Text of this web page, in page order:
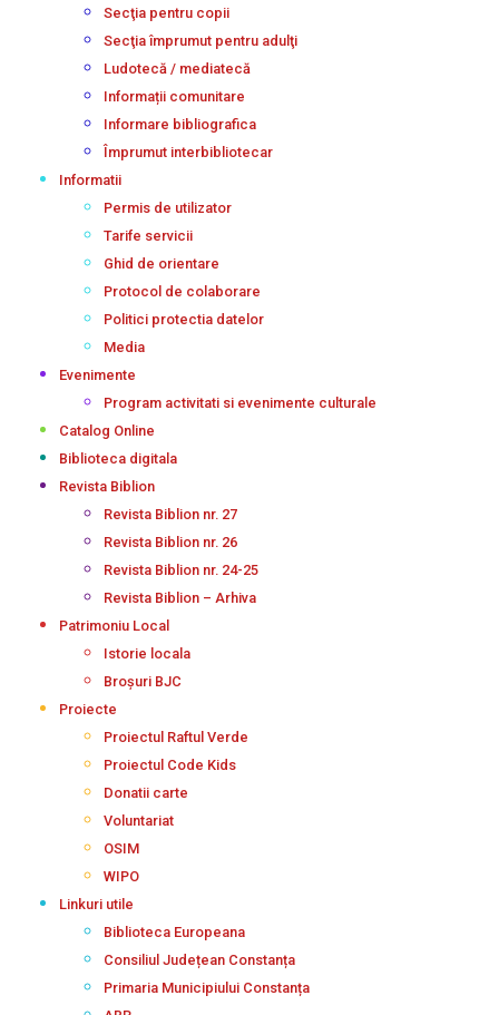
Secţia pentru copii
Secţia împrumut pentru adulţi
Ludotecă / mediatecă
Informații comunitare
Informare bibliografica
Împrumut interbibliotecar
Informatii
Permis de utilizator
Tarife servicii
Ghid de orientare
Protocol de colaborare
Politici protectia datelor
Media
Evenimente
Program activitati si evenimente culturale
Catalog Online
Biblioteca digitala
Revista Biblion
Revista Biblion nr. 27
Revista Biblion nr. 26
Revista Biblion nr. 24-25
Revista Biblion – Arhiva
Patrimoniu Local
Istorie locala
Broșuri BJC
Proiecte
Proiectul Raftul Verde
Proiectul Code Kids
Donatii carte
Voluntariat
OSIM
WIPO
Linkuri utile
Biblioteca Europeana
Consiliul Județean Constanța
Primaria Municipiului Constanța